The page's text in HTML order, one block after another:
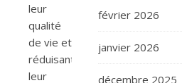
leur
qualité
de vie et
réduisant
leur
février 2026
janvier 2026
décembre 2025